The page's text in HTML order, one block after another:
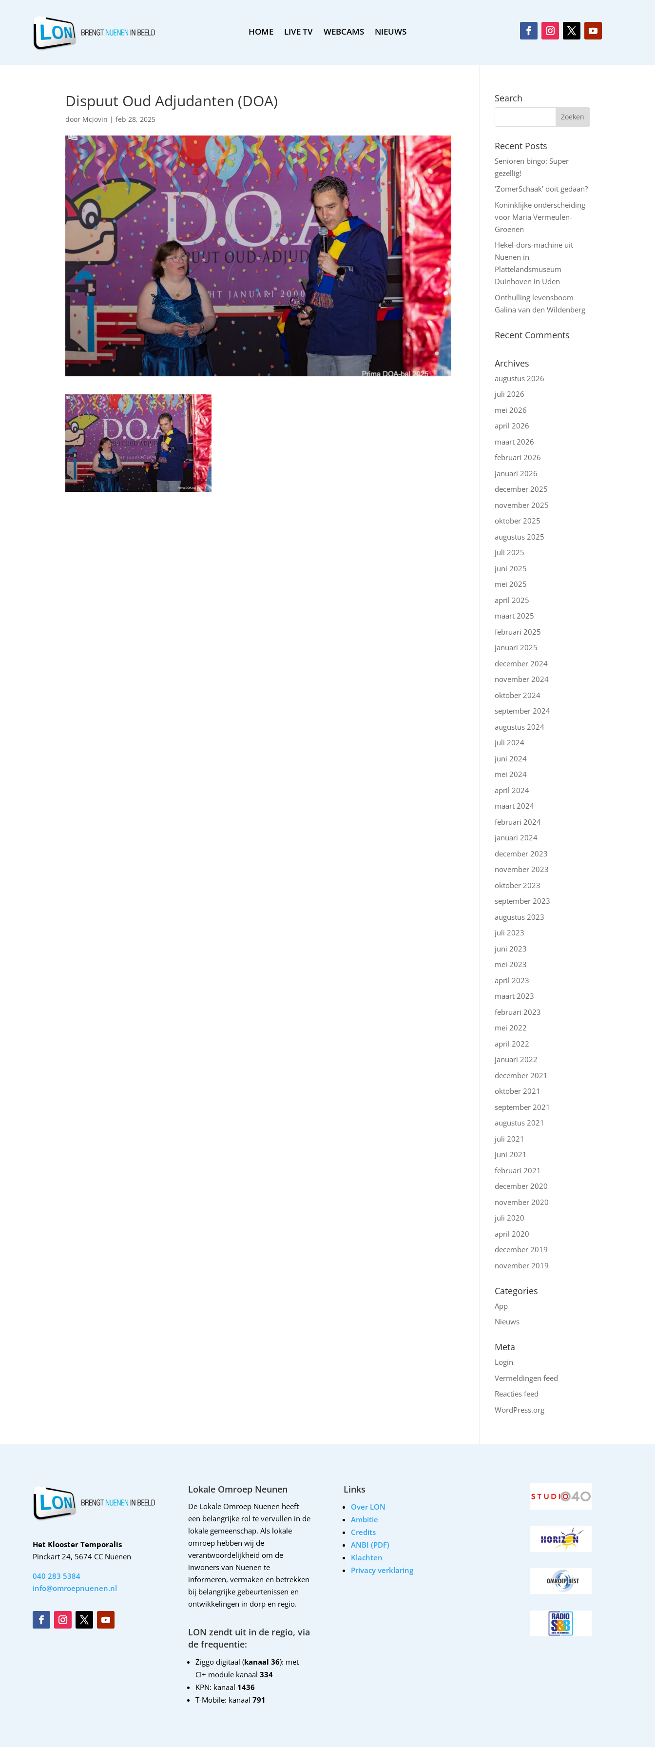
HOME LIVE TV WEBCAMS NIEUWS
Dispuut Oud Adjudanten (DOA)
door Mcjovin |feb 28, 2025
Search
Recent Posts
Senioren bingo: Super
gezellig!
‘ZomerSchaak’ ooit gedaan?
Koninklijke onderscheiding
voor Maria Vermeulen-
Groenen
Hekel-dors-machine uit
Nuenen in
Plattelandsmuseum
Duinhoven in Uden
Onthulling levensboom
Galina van den Wildenberg
Recent Comments
Archives
augustus 2026
juli 2026
mei 2026
april 2026
maart 2026
februari 2026
januari 2026
december 2025
november 2025
oktober 2025
augustus 2025
juli 2025
juni 2025
mei 2025
april 2025
maart 2025
februari 2025
januari 2025
december 2024
november 2024
oktober 2024
september 2024
augustus 2024
juli 2024
juni 2024
mei 2024
april 2024
maart 2024
februari 2024
januari 2024
december 2023
november 2023
oktober 2023
september 2023
augustus 2023
juli 2023
juni 2023
mei 2023
april 2023
maart 2023
februari 2023
mei 2022
april 2022
januari 2022
december 2021
oktober 2021
september 2021
augustus 2021
juli 2021
juni 2021
februari 2021
december 2020
november 2020
juli 2020
april 2020
december 2019
november 2019
Categories
App
Nieuws
Meta
Login
Vermeldingen feed
Reacties feed
WordPress.org
Het Klooster Temporalis
Pinckart 24, 5674 CC Nuenen
040 283 5384
info@omroepnuenen.nl
Lokale Omroep Neunen
De Lokale Omroep Nuenen heeft
een belangrijke rol te vervullen in de
lokale gemeenschap. Als lokale
omroep hebben wij de
verantwoordelijkheid om de
inwoners van Nuenen te
informeren, vermaken en betrekken
bij belangrijke gebeurtenissen en
ontwikkelingen in dorp en regio.
LON zendt uit in de regio, via
de frequentie:
Ziggo digitaal (kanaal 36): met
CI+ module kanaal 334
KPN: kanaal 1436
T-Mobile: kanaal791
Links
Over LON
Ambitie
Credits
ANBI (PDF)
Klachten
Privacy verklaring